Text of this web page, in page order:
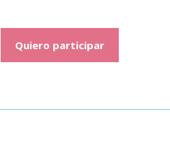
Quiero participar